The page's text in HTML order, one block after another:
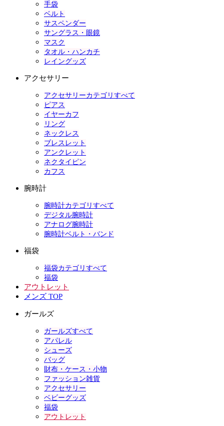
手袋
ベルト
サスペンダー
サングラス・眼鏡
マスク
タオル・ハンカチ
レイングッズ
アクセサリー
アクセサリーカテゴリすべて
ピアス
イヤーカフ
リング
ネックレス
ブレスレット
アンクレット
ネクタイピン
カフス
腕時計
腕時計カテゴリすべて
デジタル腕時計
アナログ腕時計
腕時計ベルト・バンド
福袋
福袋カテゴリすべて
福袋
アウトレット
メンズ TOP
ガールズ
ガールズすべて
アパレル
シューズ
バッグ
財布・ケース・小物
ファッション雑貨
アクセサリー
ベビーグッズ
福袋
アウトレット